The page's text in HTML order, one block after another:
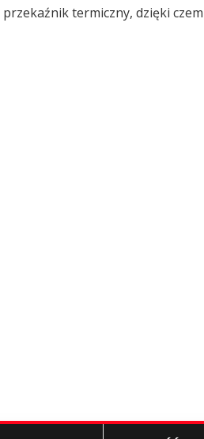
termiczny, dzięki